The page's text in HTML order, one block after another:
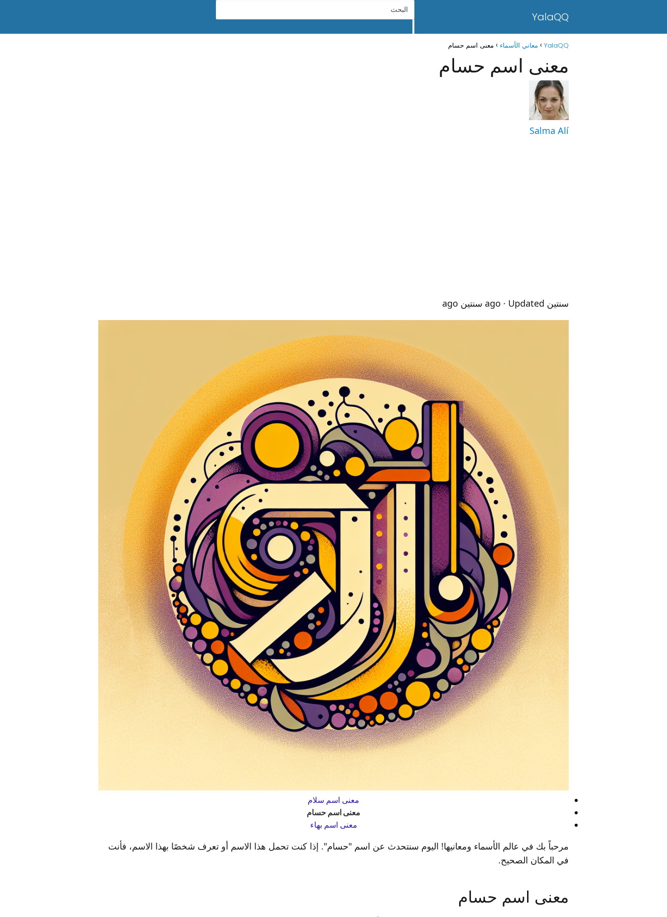
YalaQQ
YalaQQ معاني الأسماء معنى اسم حسام
معنى اسم حسام
Salma Alí
سنتين ago · Updated سنتين ago
معنى اسم سلام
معنى اسم حسام
معنى اسم بهاء
مرحباً بك في عالم الأسماء ومعانيها! اليوم سنتحدث عن اسم "حسام". إذا كنت تحمل هذا الاسم أو تعرف شخصًا بهذا الاسم، فأنت
في المكان الصحيح.
معنى اسم حسام